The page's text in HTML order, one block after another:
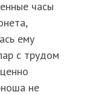
часы
ему
с трудом
не